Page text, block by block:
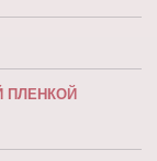
ПЛЕНКОЙ